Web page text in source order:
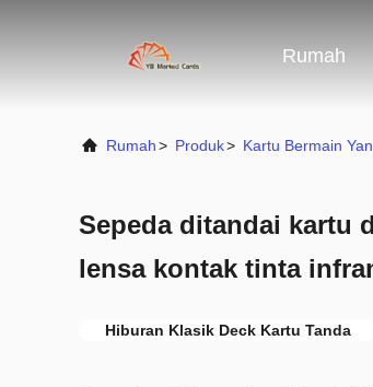
Rumah
Rumah> Produk> Kartu Bermain
Sepeda ditandai kartu
lensa kontak tinta
Hiburan Klasik Deck Kartu Tanda